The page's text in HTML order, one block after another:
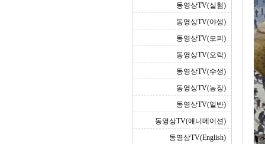
동영상TV(실험)
동영상TV(야생)
동영상TV(모피)
동영상TV(오락)
동영상TV(수생)
동영상TV(농장)
동영상TV(일반)
동영상TV(애니메이션)
동영상TV(English)